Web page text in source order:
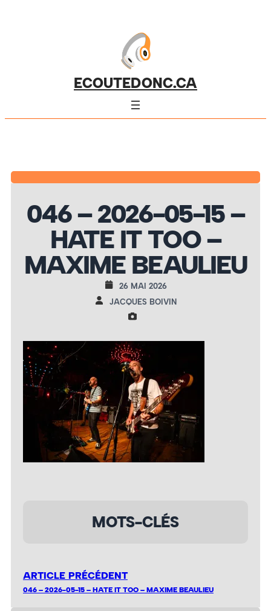
ECOUTEDONC.CA
046 – 2026-05-15 –
HATE IT TOO –
MAXIME BEAULIEU
26 MAI 2026
JACQUES BOIVIN
MOTS-CLÉS
ARTICLE PRÉCÉDENT
046 – 2026-05-15 – HATE IT TOO – MAXIME BEAULIEU